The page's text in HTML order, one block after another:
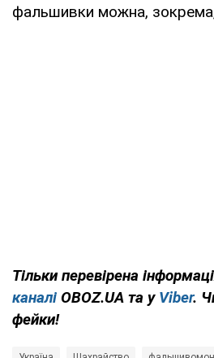
фальшивки можна,
Тільки перевірена
каналі OBOZ.UA та у Viber.
фейки!